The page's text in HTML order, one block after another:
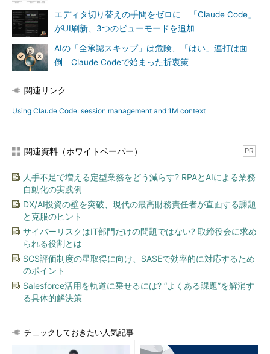
エディタ切り替えの手間をゼロに 「Claude Code」
がUI刷新、3つのビューモードを追加
AIの「全承認スキップ」は危険、「はい」連打は面
倒 Claude Codeで始まった折衷策
関連リンク
Using Claude Code: session management and 1M context
関連資料（ホワイトペーパー） PR
人手不足で増える定型業務をどう減らす? RPAとAIによる業務
自動化の実践例
DX/AI投資の壁を突破、現代の最高財務責任者が直面する課題
と克服のヒント
サイバーリスクはIT部門だけの問題ではない? 取締役会に求め
られる役割とは
SCS評価制度の星取得に向け、SASEで効率的に対応するため
のポイント
Salesforce活用を軌道に乗せるには? “よくある課題”を解消す
る具体的解決策
チェックしておきたい人気記事